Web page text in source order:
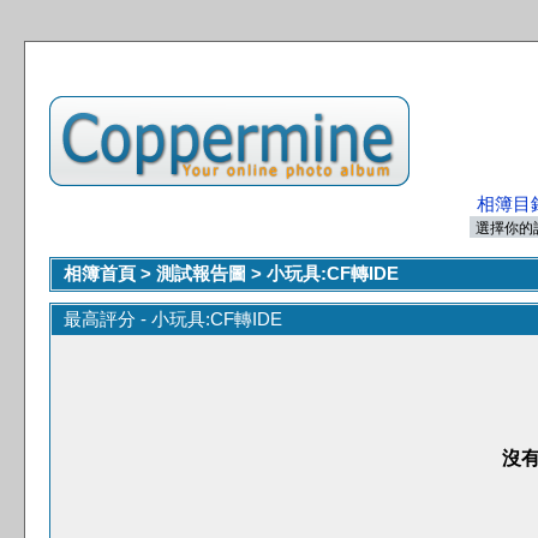
相簿目
相簿首頁 > 測試報告圖 > 小玩具:CF轉IDE
最高評分 - 小玩具:CF轉IDE
沒